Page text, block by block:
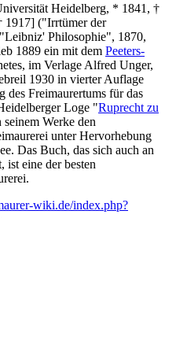
Heidelberg, * 1841, †
1917] ("Irrtümer der
Philosophie", 1870,
1889 ein mit dem Peeters-
im Verlage Alfred Unger,
1930 in vierter Auflage
des Freimaurertums für das
Loge "Ruprecht zu
Werke den
unter Hervorhebung
Das Buch, das sich auch an
ist eine der besten
wiki.de/index.php?